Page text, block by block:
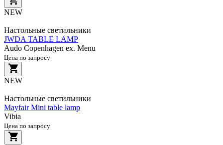
NEW
Настольные светильники
JWDA TABLE LAMP
Audo Copenhagen ex. Menu
Цена по запросу
NEW
Настольные светильники
Mayfair Mini table lamp
Vibia
Цена по запросу